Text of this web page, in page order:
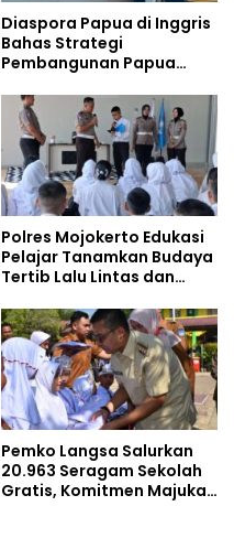
Diaspora Papua di Inggris
Bahas Strategi
Pembangunan Papua
Doktoral Internasional
Polres Mojokerto Edukasi
Pelajar Tanamkan Budaya
Tertib Lalu Lintas dan
Pemko Langsa Salurkan
20.963 Seragam Sekolah
Gratis, Komitmen Majukan